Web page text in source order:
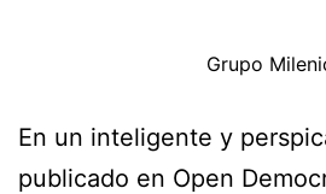
Grupo
En un inteligente y
publicado en Open